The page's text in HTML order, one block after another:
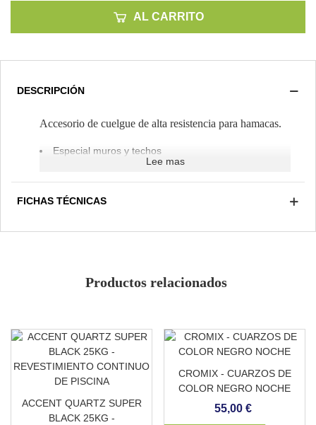
AL CARRITO
DESCRIPCIÓN
Accesorio de cuelgue de alta resistencia para hamacas.
Especial muros y techos
Resistente a la intemperie
Resiste rayos UV
Altura ajustable
Lee mas
FICHAS TÉCNICAS
Productos relacionados
ACCENT QUARTZ SUPER
BLACK 25KG -
CROMIX - CUARZOS DE
COLOR NEGRO NOCHE
55,00 €